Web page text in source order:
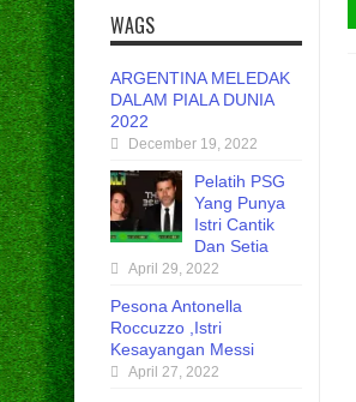
WAGS
ARGENTINA MELEDAK
DALAM PIALA DUNIA
2022
December 19, 2022
Pelatih PSG
Yang Punya
Istri Cantik
Dan Setia
April 29, 2022
Pesona Antonella
Roccuzzo ,Istri
Kesayangan Messi
April 27, 2022